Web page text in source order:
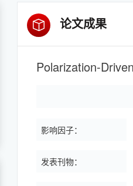
论文成果
影响因子：
发表刊物：